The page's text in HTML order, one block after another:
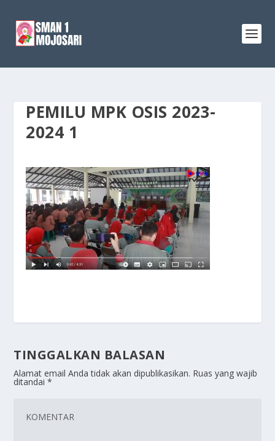
PEMILU MPK OSIS 2023-
2024 1
TINGGALKAN BALASAN
Alamat email Anda tidak akan dipublikasikan. Ruas yang wajib
ditandai*